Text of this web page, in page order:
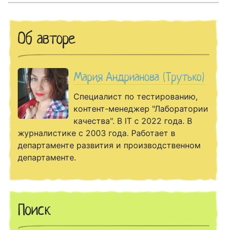
Об авторе
Мария Андрианова (Трутько)
Специалист по тестированию,
контент-менеджер "Лаборатории
качества". В IT с 2022 года. В
журналистике с 2003 года. Работает в
департаменте развития и производственном
департаменте.
Поиск